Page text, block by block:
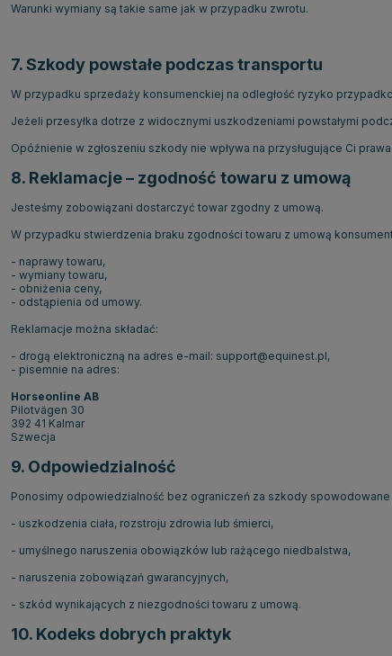
Warunki wymiany są takie same jak w przypadku zwrotu.
7. Szkody powstałe podczas transportu
W przypadku sprzedaży konsumenckiej na odległość ryzyko
Jeżeli przesyłka dotrze z widocznymi uszkodzeniami powstałymi
Opóźnienie w zgłoszeniu szkody nie wpływa na przysługujące Ci
8. Reklamacje – zgodność towaru z umową
Jesteśmy zobowiązani dostarczyć towar zgodny z umową.
W przypadku stwierdzenia braku zgodności towaru z umową
- naprawy towaru,
- wymiany towaru,
- obniżenia ceny,
- odstąpienia od umowy.
Reklamacje można składać:
- drogą elektroniczną na adres e-mail: support@equinest.pl,
- pisemnie na adres:
Horseonline AB
Pilotvägen 30
392 41 Kalmar
Szwecja
9. Odpowiedzialność
Ponosimy odpowiedzialność bez ograniczeń za szkody
- uszkodzenia ciała, rozstroju zdrowia lub śmierci,
- umyślnego naruszenia obowiązków lub rażącego niedbalstwa,
- naruszenia zobowiązań gwarancyjnych,
- szkód wynikających z niezgodności towaru z umową.
10. Kodeks dobrych praktyk